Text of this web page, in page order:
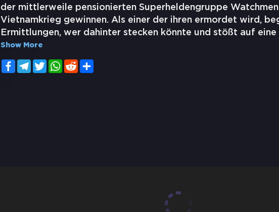
der mittlerweile pensionierten Superheldengruppe
Vietnamkrieg gewinnen. Als einer der ihren ermordet wird,
Ermittlungen, wer dahinter stecken könnte und stößt auf eine
Show More
FacebookTelegramTwitterWhatsApp
Reddit